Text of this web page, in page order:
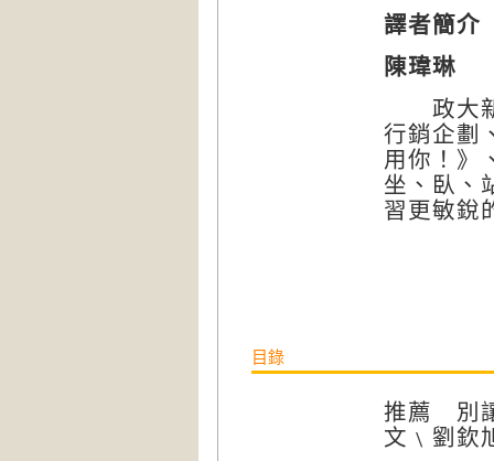
譯者簡介
陳瑋琳
政大新
行銷企劃
用你！》
坐、臥、
習更敏銳
目錄
推薦 別
文﹨劉欽